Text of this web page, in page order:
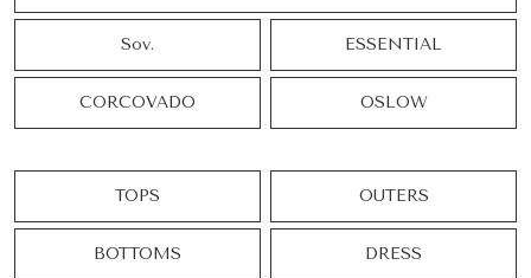
Sov. ESSENTIAL
CORCOVADO OSLOW
TOPS OUTERS
BOTTOMS DRESS